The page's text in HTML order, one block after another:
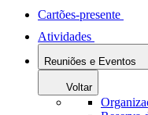
Cartões-presente
Atividades
Reuniões e Eventos
Voltar